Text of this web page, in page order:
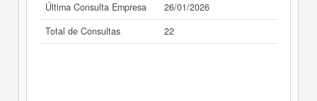
Última Consulta Empresa
26/01/2026
Total de Consultas
22